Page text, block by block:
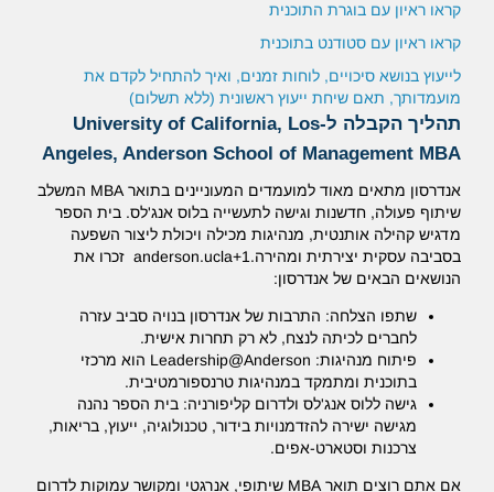
קראו ראיון עם בוגרת התוכנית
קראו ראיון עם סטודנט בתוכנית
לייעוץ בנושא סיכויים, לוחות זמנים, ואיך להתחיל לקדם את
מועמדותך, תאם שיחת ייעוץ ראשונית (ללא תשלום)
תהליך הקבלה ל-University of California, Los
Angeles, Anderson School of Management MBA
אנדרסון מתאים מאוד למועמדים המעוניינים בתואר MBA המשלב
שיתוף פעולה, חדשנות וגישה לתעשייה בלוס אנג'לס. בית הספר
מדגיש קהילה אותנטית, מנהיגות מכילה ויכולת ליצור השפעה
בסביבה עסקית יצירתית ומהירה.anderson.ucla+1 זכרו את
הנושאים הבאים של אנדרסון:
שתפו הצלחה: התרבות של אנדרסון בנויה סביב עזרה
לחברים לכיתה לנצח, לא רק תחרות אישית.
פיתוח מנהיגות: Leadership@Anderson הוא מרכזי
בתוכנית ומתמקד במנהיגות טרנספורמטיבית.
גישה ללוס אנג'לס ולדרום קליפורניה: בית הספר נהנה
מגישה ישירה להזדמנויות בידור, טכנולוגיה, ייעוץ, בריאות,
צרכנות וסטארט-אפים.
אם אתם רוצים תואר MBA שיתופי, אנרגטי ומקושר עמוקות לדרום